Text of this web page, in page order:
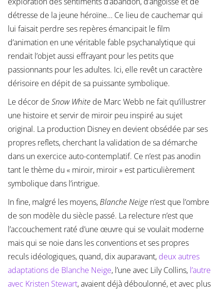
détresse de la jeune héroïne… Ce lieu de cauchemar qui
lui faisait perdre ses repères émancipait le film
d’animation en une véritable fable psychanalytique qui
rendait l’objet aussi effrayant pour les petits que
passionnants pour les adultes. Ici, elle revêt un caractère
dérisoire en dépit de sa puissante symbolique.
Le décor de Snow Whitede Marc Webb ne fait qu’illustrer
une histoire et servir de miroir peu inspiré au sujet
original. La production Disney en devient obsédée par ses
propres reflets, cherchant la validation de sa démarche
dans un exercice auto-contemplatif. Ce n’est pas anodin
tant le thème du « miroir, miroir » est particulièrement
symbolique dans l’intrigue.
In fine, malgré les moyens,Blanche Neigen’est que l’ombre
de son modèle du siècle passé. La relecture n’est que
l’accouchement raté d’une œuvre qui se voulait moderne
mais qui se noie dans les conventions et ses propres
reculs idéologiques, quand, dix auparavant, deux autres
adaptations de Blanche Neige, l’une avec Lily Collins, l’autre
avec Kristen Stewart, avaient déjà déboulonné, et avec plus